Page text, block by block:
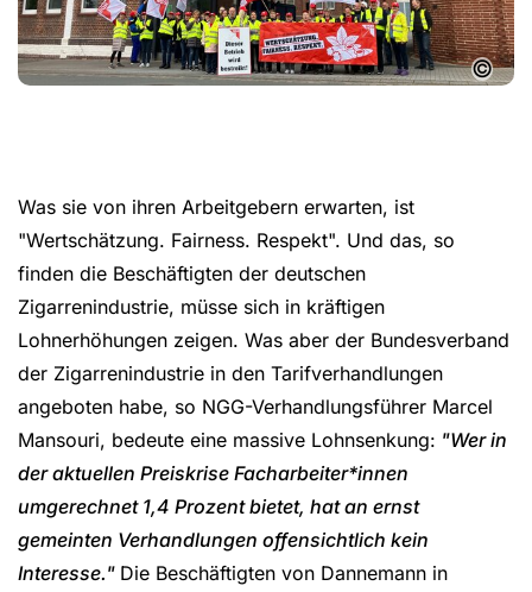
©
Was sie von ihren Arbeitgebern erwarten, ist
"Wertschätzung. Fairness. Respekt". Und das, so
finden die Beschäftigten der deutschen
Zigarrenindustrie, müsse sich in kräftigen
Lohnerhöhungen zeigen. Was aber der Bundesverband
der Zigarrenindustrie in den Tarifverhandlungen
angeboten habe, so NGG-Verhandlungsführer Marcel
Mansouri, bedeute eine massive Lohnsenkung: "Wer in
der aktuellen Preiskrise Facharbeiter*innen
umgerechnet 1,4 Prozent bietet, hat an ernst
gemeinten Verhandlungen offensichtlich kein
Interesse." Die Beschäftigten von Dannemann in